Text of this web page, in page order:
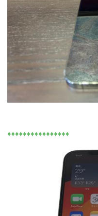
♦♦♦♦♦♦♦♦♦♦♦♦♦♦♦♦